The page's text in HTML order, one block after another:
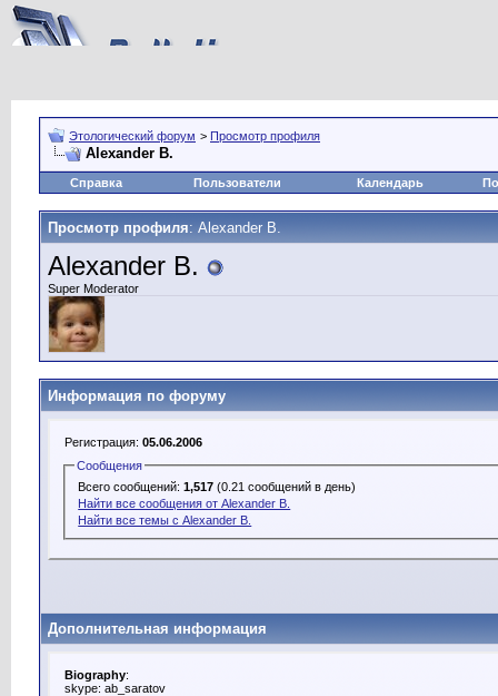
Этологический форум > Просмотр профиля
Alexander B.
Справка Пользователи Календарь
Просмотр профиля: Alexander B.
Alexander B.
Super Moderator
Информация по форуму
Регистрация: 05.06.2006
Сообщения
Всего сообщений:1,517 (0.21 сообщений в день)
Найти все сообщения от Alexander B.
Найти все темы с Alexander B.
Дополнительная информация
Biography:
skype: ab_saratov